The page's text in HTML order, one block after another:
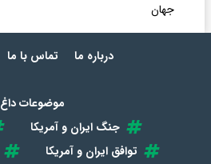
جهان
درباره ما تماس با ما
موضوعات داغ
جنگ ایران و آمریکا
توافق ایران و آمریکا